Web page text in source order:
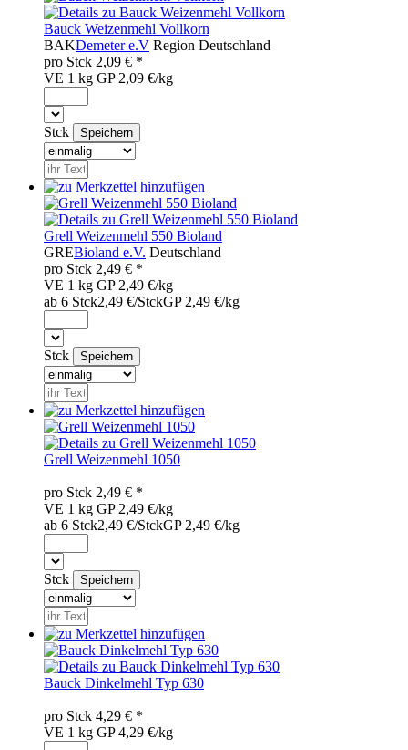
Bauck Weizenmehl Vollkorn
BAKDemeter e.V Region Deutschland
pro Stck 2,09 € *
VE 1 kg GP 2,09 €/kg
Stck
Grell Weizenmehl 550 Bioland
GREBioland e.V. Deutschland
pro Stck 2,49 € *
VE 1 kg GP 2,49 €/kg
ab 6 Stck2,49 €/StckGP 2,49 €/kg
Stck
Grell Weizenmehl 1050
pro Stck 2,49 € *
VE 1 kg GP 2,49 €/kg
ab 6 Stck2,49 €/StckGP 2,49 €/kg
Stck
Bauck Dinkelmehl Typ 630
pro Stck 4,29 € *
VE 1 kg GP 4,29 €/kg